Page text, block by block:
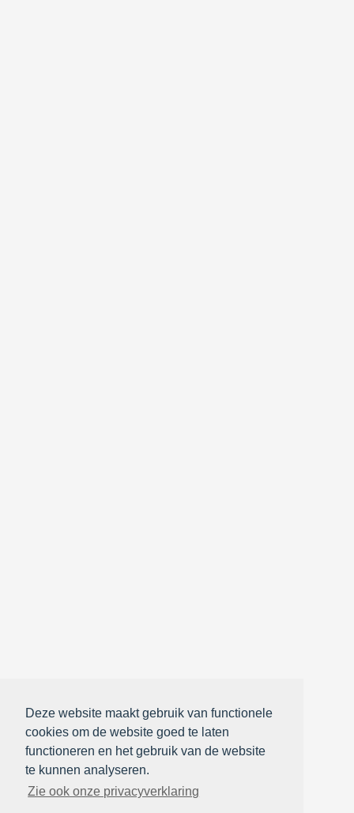
Deze website maakt gebruik van functionele
cookies om de website goed te laten
functioneren en het gebruik van de website
te kunnen analyseren.
Zie ook onze privacyverklaring